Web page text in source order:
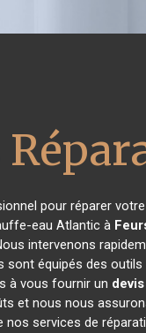
pour réparer
eau Atlantic à
intervenons
sont équipés des
à vous fournir un
et nous nous
nos services de